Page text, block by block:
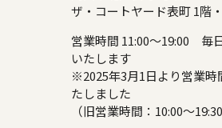
ザ・コートヤード表町 1階
営業時間 11:00～19:00 毎
いたします
※2025年3月1日より営業時
たしました
（旧営業時間：10:00～19:30